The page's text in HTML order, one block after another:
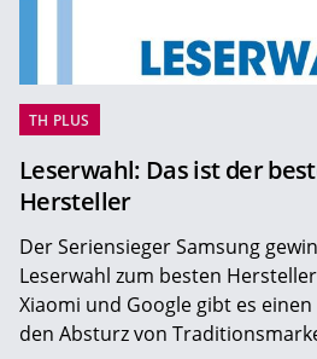
TH PLUS
Leserwahl: Das ist der
Hersteller
Der Seriensieger Samsung
Leserwahl zum ­besten
Xiaomi und Google gibt es
den Absturz von